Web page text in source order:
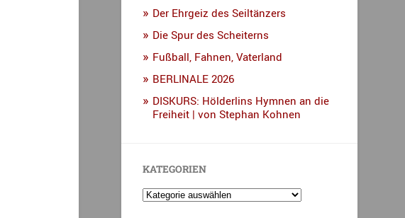
Der Ehrgeiz des Seiltänzers
Die Spur des Scheiterns
Fußball, Fahnen, Vaterland
BERLINALE 2026
DISKURS: Hölderlins Hymnen an die
Freiheit | von Stephan Kohnen
KATEGORIEN